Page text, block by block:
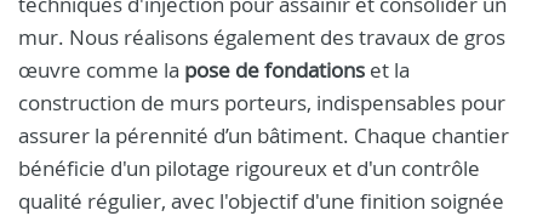
mur. Nous réalisons également des travaux de gros
œuvre comme la pose de fondations et la
construction de murs porteurs, indispensables pour
assurer la pérennité d’un bâtiment. Chaque chantier
bénéficie d'un pilotage rigoureux et d'un contrôle
qualité régulier, avec l'objectif d'une finition soignée